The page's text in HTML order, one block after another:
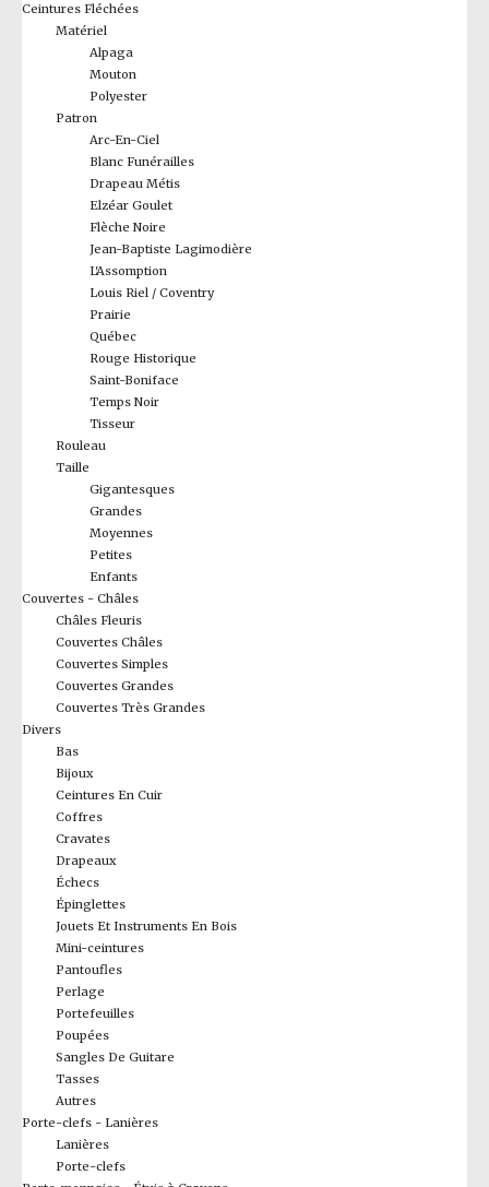
Ceintures Fléchées
Matériel
Alpaga
Mouton
Polyester
Patron
Arc-En-Ciel
Blanc Funérailles
Drapeau Métis
Elzéar Goulet
Flèche Noire
Jean-Baptiste Lagimodière
L'Assomption
Louis Riel / Coventry
Prairie
Québec
Rouge Historique
Saint-Boniface
Temps Noir
Tisseur
Rouleau
Taille
Gigantesques
Grandes
Moyennes
Petites
Enfants
Couvertes - Châles
Châles Fleuris
Couvertes Châles
Couvertes Simples
Couvertes Grandes
Couvertes Très Grandes
Divers
Bas
Bijoux
Ceintures En Cuir
Coffres
Cravates
Drapeaux
Échecs
Épinglettes
Jouets Et Instruments En Bois
Mini-ceintures
Pantoufles
Perlage
Portefeuilles
Poupées
Sangles De Guitare
Tasses
Autres
Porte-clefs - Lanières
Lanières
Porte-clefs